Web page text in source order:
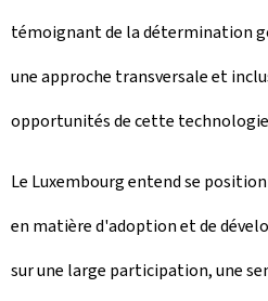
témoignant de la détermination
une approche transversale et
opportunités de cette
Le Luxembourg entend se
en matière d'adoption et de
sur une large participation, une